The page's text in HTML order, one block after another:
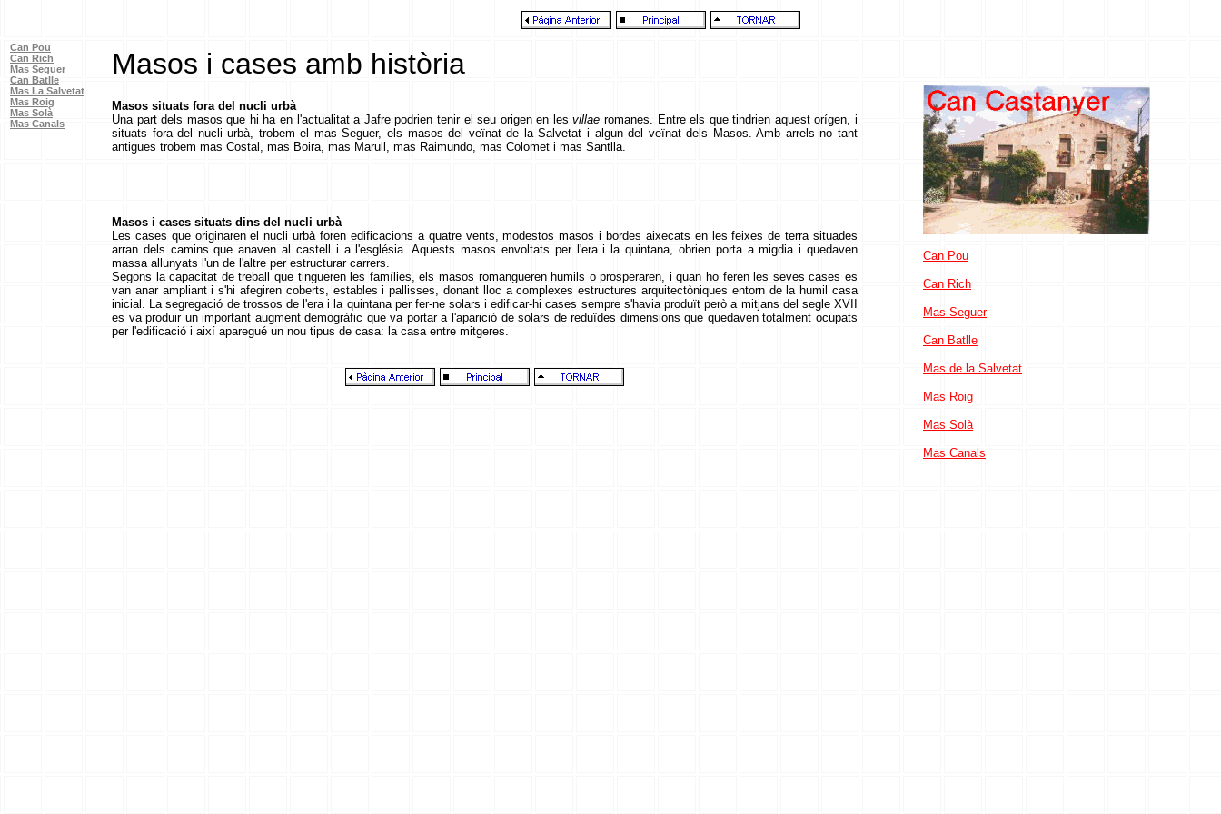
Can Pou
Can Rich
Mas Seguer
Can Batlle
Mas La Salvetat
Mas Roig
Mas Solà
Mas Canals
Masos i cases amb història
Masos situats fora del nucli urbà
Una part dels masos que hi ha en l'actualitat a Jafre podrien tenir el seu origen en lesvillae romanes. Entre els que tindrien aquest orígen, i
situats fora del nucli urbà, trobem el mas Seguer, els masos del veïnat de la Salvetat i algun del veïnat dels Masos. Amb arrels no tant
antigues trobem mas Costal, mas Boira, mas Marull, mas Raimundo, mas Colomet i mas Santlla.
Can Pou
Can Rich
Mas Seguer
Can Batlle
Mas de la Salvetat
Mas Roig
Mas Solà
Mas Canals
Masos i cases situats dins del nucli urbà
Les cases que originaren el nucli urbà foren edificacions a quatre vents, modestos masos i bordes aixecats en les feixes de terra situades
arran dels camins que anaven al castell i a l'església. Aquests masos envoltats per l'era i la quintana, obrien porta a migdia i quedaven
massa allunyats l'un de l'altre per estructurar carrers.
Segons la capacitat de treball que tingueren les famílies, els masos romangueren humils o prosperaren, i quan ho feren les seves cases es
van anar ampliant i s'hi afegiren coberts, estables i pallisses, donant lloc a complexes estructures arquitectòniques entorn de la humil casa
inicial. La segregació de trossos de l'era i la quintana per fer-ne solars i edificar-hi cases sempre s'havia produït però a mitjans del segle XVII
es va produir un important augment demogràfic que va portar a l'aparició de solars de reduïdes dimensions que quedaven totalment ocupats
per l'edificació i així aparegué un nou tipus de casa: la casa entre mitgeres.